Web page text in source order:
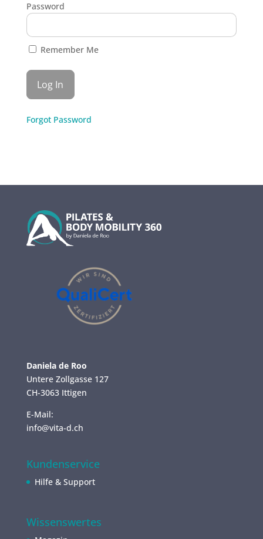
Password
Remember Me
Forgot Password
Daniela de Roo
Untere Zollgasse 127
CH-3063 Ittigen
E-Mail:
info@vita-d.ch
Kundenservice
Hilfe & Support
Wissenswertes